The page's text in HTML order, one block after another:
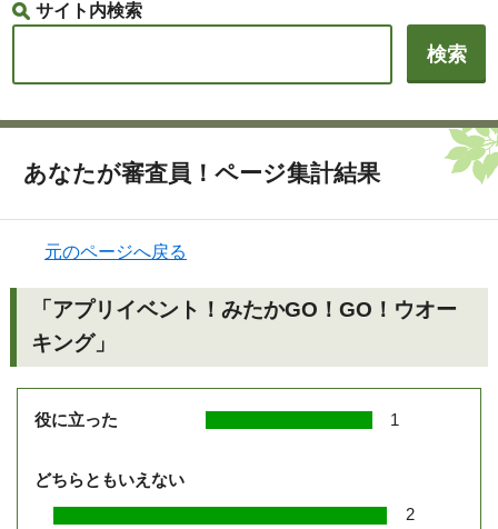
サイト内検索
あなたが審査員！ページ集計結果
元のページへ戻る
「アプリイベント！みたかGO！GO！ウオー
キング」
役に立った 1
どちらともいえない
2